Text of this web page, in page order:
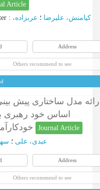
Article
: کیامنش، علیرضا ؛ عربزاده،
Address
Others recommend to see
مدل ساختاری پیش
اساس خود رهبری
Journal Article
عبدی، علی ؛
Address
Others recommend to see